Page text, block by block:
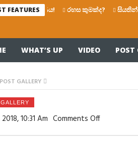
FEATURES
රෙද්දෙ ණය! රහස කුමක්ද? සියතින්
WHAT’S UP VIDEO POST
POST GALLERY
10:31 Am Comments OffOn